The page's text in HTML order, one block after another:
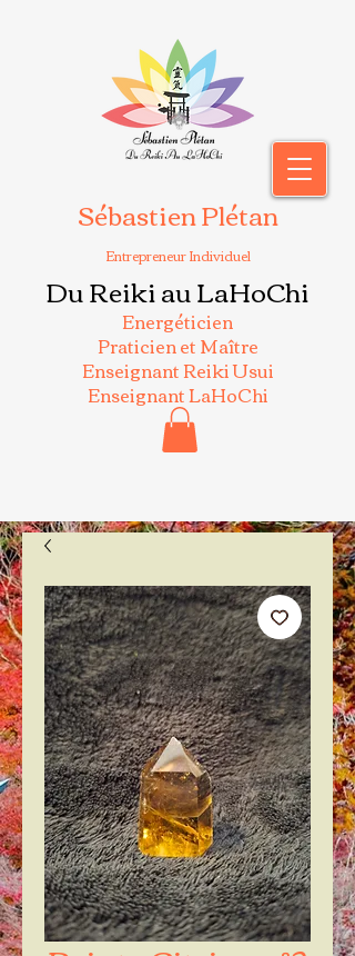
Sébastien Plétan
Entrepreneur Individuel
Du Reiki au LaHoChi
Energéticien
Praticien et Maître
Enseignant Reiki Usui
Enseignant LaHoChi